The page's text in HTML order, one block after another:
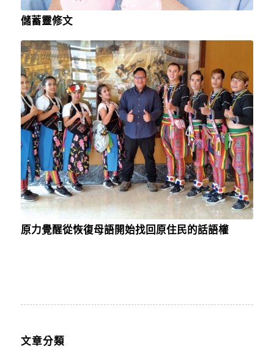
儲蓄靈修文
原力覺醒從恢復母語開始找回原住民的話語權
文章分類